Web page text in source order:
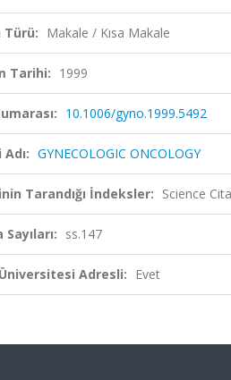
Türü: Makale / Kısa Makale
Tarihi: 1999
10.1006/gyno.1999.5492
GYNECOLOGIC ONCOLOGY
Tarandığı İndeksler: Science
ss.147
Adresli: Evet